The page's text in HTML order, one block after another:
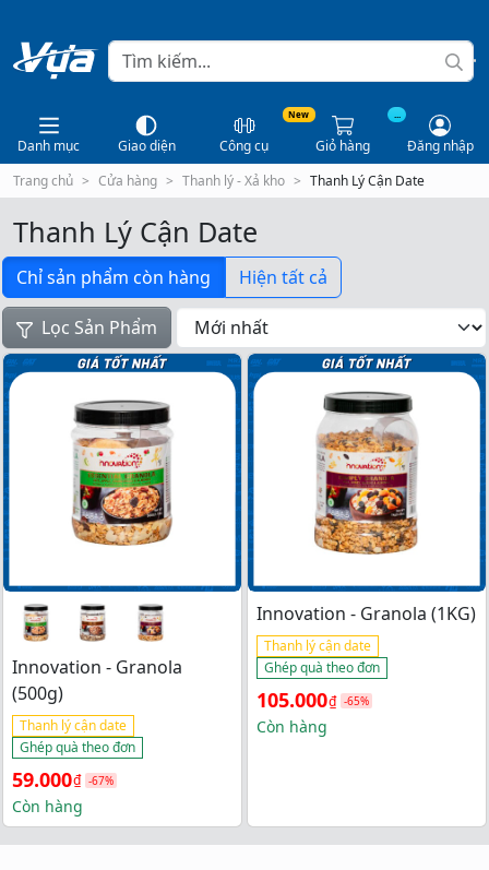
Danh mục Giao diện
New
Công cụ
...
Giỏ hàng
Đăng nhập
Trang chủ
Cửa hàng Thanh lý - Xả kho Thanh Lý Cận Date
Thanh Lý Cận Date
Chỉ sản phẩm còn hàng Hiện tất cả
Lọc Sản Phẩm
Innovation - Granola
(500g)
Thanh lý cận date
Ghép quà theo đơn
Giá
gốc
59.000₫
Giá
hiện
-67%
Còn hàng
Innovation - Granola (1KG)
Thanh lý cận date
Ghép quà theo đơn
Giá
gốc
105.000₫
Giá
hiện
-65%
Còn hàng